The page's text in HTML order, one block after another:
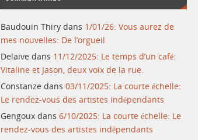
Baudouin Thiry dans 1/01/26: Vous aurez de
mes nouvelles: De l’orgueil
Delaive dans 11/12/2025: Le temps d’un café:
Vitaline et Jason, deux voix de la rue.
Constanze dans03/11/2025: La courte échelle:
Le rendez-vous des artistes indépendants
Gengoux dans6/10/2025: La courte échelle: Le
rendez-vous des artistes indépendants